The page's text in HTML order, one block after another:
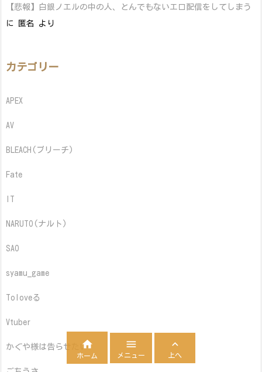
【悲報】白銀ノエルの中の人、とんでもないエロ配信をしてしまう
に
匿名 より
カテゴリー
APEX
AV
BLEACH(ブリーチ)
Fate
NARUTO(ナルト)
SAO
syamu_game
Toloveる
Vtuber
かぐや様は告らせたい
ホーム

メニュー

上へ